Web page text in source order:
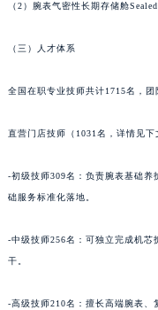
（2）腕表气密性长期存储舱
（三）人才体系
全国在职专业技师共计1715名，团
直营门店技师（1031名，详情见下
-初级技师309名：负责腕表基础养
础服务标准化落地。
-中级技师256名：可独立完成机芯
干。
-高级技师210名：擅长高端腕表、